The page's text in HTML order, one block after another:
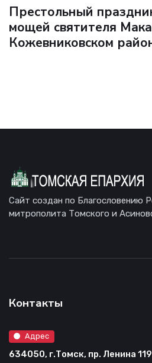
Престольный
мощей святителя
Кожевниковском
Сайт создан по Благословению
митрополита Томского и
Контакты
Адрес
634050, г.Томск, пр. Ленина 119